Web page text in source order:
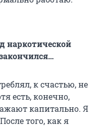
наркотической
к счастью, не
есть, конечно,
капитально. Я
того, как я